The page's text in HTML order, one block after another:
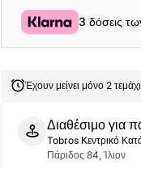
Jeans
Τσαντάκι
999
Μαύρο
999
3 δόσεις
Έχουν μείνει μόνο 2
Διαθέσιμο για
Tobros Κεντρικό
Πάριδος 84, Ίλιον